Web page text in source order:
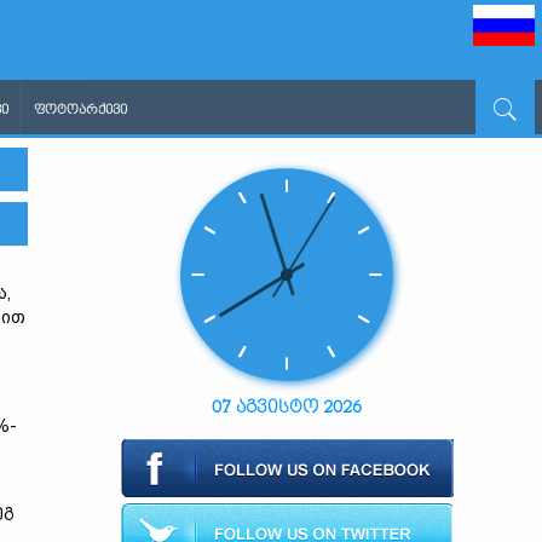
ᲤᲝᲢᲝᲐᲠᲥᲘᲕᲘ
07 აგვისტო 2026